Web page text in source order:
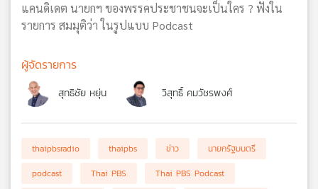
แคนดิเดต นายกฯ ของพรรคประชาชนจะเป็นใคร ? ฟังใน
รายการ สมมุติว่า ในรูปแบบ Podcast
ผู้จัดรายการ
สุทธิชัย หยุ่น วิสุทธิ์ คมวัชรพงศ์
thaipbsradio thaipbs ข่าว
นายกรัฐมนตรี
podcast
Thai PBS
Thai PBS Podcast